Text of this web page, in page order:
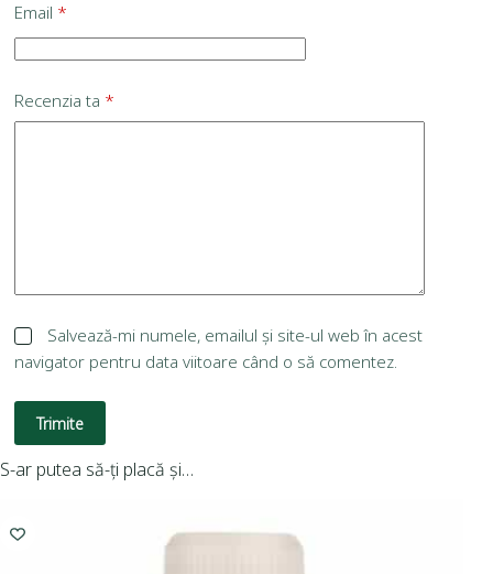
Email *
Recenzia ta *
Salvează-mi numele, emailul și site-ul web în acest
navigator pentru data viitoare când o să comentez.
Trimite
S-ar putea să-ți placă și…